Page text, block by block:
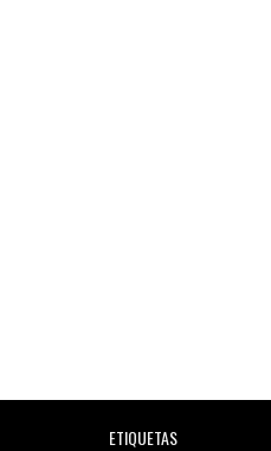
ETIQUETAS